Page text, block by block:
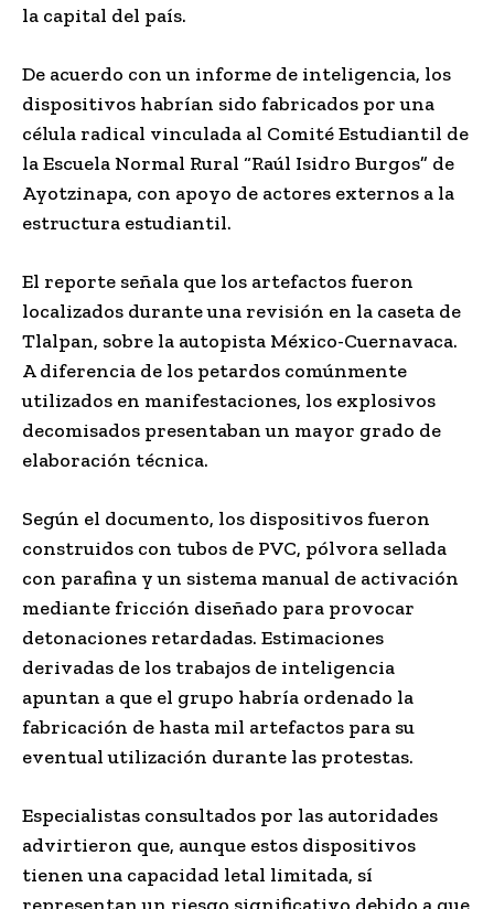
la capital del país.
De acuerdo con un informe de inteligencia, los
dispositivos habrían sido fabricados por una
célula radical vinculada al Comité Estudiantil de
la Escuela Normal Rural “Raúl Isidro Burgos” de
Ayotzinapa, con apoyo de actores externos a la
estructura estudiantil.
El reporte señala que los artefactos fueron
localizados durante una revisión en la caseta de
Tlalpan, sobre la autopista México-Cuernavaca.
A diferencia de los petardos comúnmente
utilizados en manifestaciones, los explosivos
decomisados presentaban un mayor grado de
elaboración técnica.
Según el documento, los dispositivos fueron
construidos con tubos de PVC, pólvora sellada
con parafina y un sistema manual de activación
mediante fricción diseñado para provocar
detonaciones retardadas. Estimaciones
derivadas de los trabajos de inteligencia
apuntan a que el grupo habría ordenado la
fabricación de hasta mil artefactos para su
eventual utilización durante las protestas.
Especialistas consultados por las autoridades
advirtieron que, aunque estos dispositivos
tienen una capacidad letal limitada, sí